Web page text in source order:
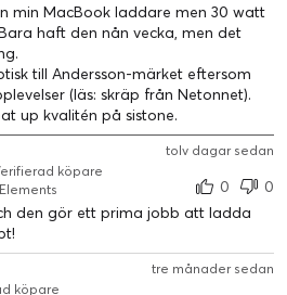
Power Supply)
snabbladdning med PPS-teknik, ett
gör det möjligt att ladda din
Denna väggladdare kan ge upp
Quick Charge 3.0
Quick Charge 3.0, vilket möjliggör
min MacBook laddare men 30 watt
haft den nån vecka, men det
till Andersson-märket eftersom
(läs: skräp från Netonnet).
up kvalitén på sistone.
tolv dagar sedan
köpare
0
0
den gör ett prima jobb att ladda
tre månader sedan
köpare